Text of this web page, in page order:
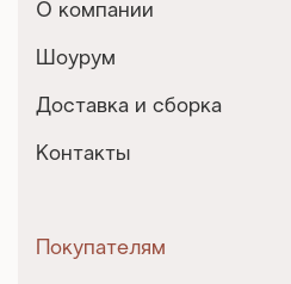
О компании
Шоурум
Доставка и сборка
Контакты
Покупателям